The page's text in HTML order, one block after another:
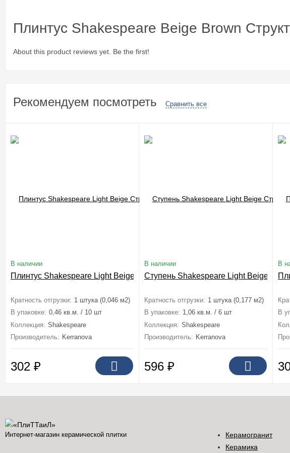
Плинтус Shakespeare Beige Brown
About this product reviews yet. Be the first!
Рекомендуем посмотреть Сравнить все
В наличии
Плинтус Shakespeare Light Beige Структурированный 7,6x60
Кратность отгрузки: 1 штука (0,046 м2)
В упаковке: 0,46 кв.м. / 10 шт
Коллекция: Shakespeare
Производитель: Kerranova
302 ₽
В наличии
Ступень Shakespeare Light Beige
Кратность отгрузки: 1 штука (0,177 м2)
В упаковке: 1,06 кв.м. / 6 шт
Коллекция: Shakespeare
Производитель: Kerranova
596 ₽
В
В
Интернет-магазин керамической плитки
Керамогранит
Керамика